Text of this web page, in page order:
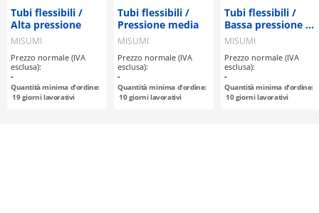
Tubi flessibili /
Alta pressione
MISUMI
Prezzo normale (IVA
esclusa):
-
Quantità minima d'ordine:
19giorni lavorativi
Tubi flessibili /
Pressione media
MISUMI
Prezzo normale (IVA
esclusa):
-
Quantità minima d'ordine:
10giorni lavorativi
Tubi flessibili /
Bassa pressione /
Non saldati
MISUMI
Prezzo normale (IVA
esclusa):
-
Quantità minima d'ordine:
10giorni lavorativi